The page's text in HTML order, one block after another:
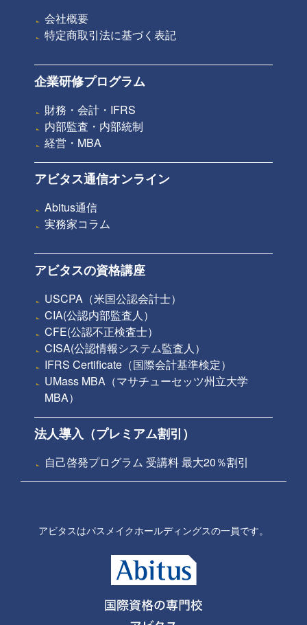
会社概要
特定商取引法に基づく表記
企業研修プログラム
財務・会計・IFRS
内部監査・内部統制
経営・MBA
アビタス通信オンライン
Abitus通信
実務家コラム
アビタスの資格講座
USCPA（米国公認会計士）
CIA(公認内部監査人）
CFE(公認不正検査士）
CISA(公認情報システム監査人）
IFRS Certificate（国際会計基準検定）
UMass MBA（マサチューセッツ州立大学
MBA）
法人導入（プレミアム割引）
自己啓発プログラム 受講料 最大20％割引
アビタスはパスメイクホールディングスの一員です。